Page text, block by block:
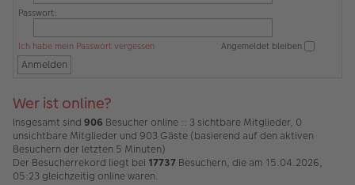
Passwort:
Ich habe mein Passwort vergessen Angemeldet bleiben
Wer ist online?
Insgesamt sind 906 Besucher online :: 3 sichtbare Mitglieder, 0
unsichtbare Mitglieder und 903 Gäste (basierend auf den aktiven
Besuchern der letzten 5 Minuten)
Der Besucherrekord liegt bei 17737 Besuchern, die am 15.04.2026,
05:23 gleichzeitig online waren.